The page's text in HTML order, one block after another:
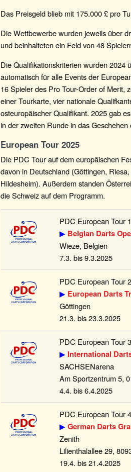
Das Preisgeld blieb mit 175.000 £ pro
Die Wettbewerbe wurden jeweils über
und beinhalteten ein Feld von 48
Die Qualifikationskriterien wurden 2024
automatisch für alle Events der
16 Spieler des Pro Tour-Order of Merit,
einer Tourkarte, vier nationale
osteuropäischer Qualifikant. 2025 gab
in der zweiten Runde in das Geschehen
European Tour 2025
Die PDC Tour auf dem europäischen
davon in Deutschland (Göttingen,
Hildesheim). Außerdem standen
die Schweiz auf dem Programm.
PDC European Tour 1
▶ Belgian Darts
Wieze, Belgien
7.3. bis 9.3.2025
PDC European Tour 2
▶ European Darts
Göttingen
21.3. bis 23.3.2025
PDC European Tour 3
▶ International
SACHSENarena
Am Sportzentrum 5,
4.4. bis 6.4.2025
PDC European Tour 4
▶German Darts
Zenith
Lilienthalallee 29,
19.4. bis 21.4.2025